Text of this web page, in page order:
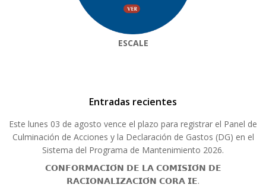
ESCALE
Entradas recientes
Este lunes 03 de agosto vence el plazo para registrar el Panel de
Culminación de Acciones y la Declaración de Gastos (DG) en el
Sistema del Programa de Mantenimiento 2026.
𝗖𝗢𝗡𝗙𝗢𝗥𝗠𝗔𝗖𝗜𝗢́𝗡 𝗗𝗘 𝗟𝗔 𝗖𝗢𝗠𝗜𝗦𝗜𝗢́𝗡 𝗗𝗘
𝗥𝗔𝗖𝗜𝗢𝗡𝗔𝗟𝗜𝗭𝗔𝗖𝗜𝗢́𝗡 𝗖𝗢𝗥𝗔 𝗜𝗘.